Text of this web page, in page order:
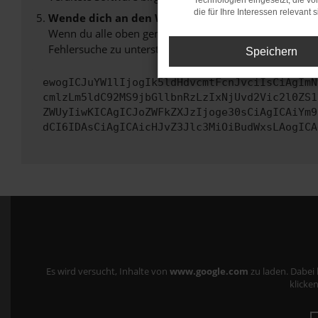
Wende dich an den Webseitenbetreiber.
Wenn du alle oben genannten Schritte versucht hast,
Fehlersuche zu unterstützen:
Es wird versucht, Inhalte von www.google.com zu laden.
die für Ihre Interessen relevant
Speichern